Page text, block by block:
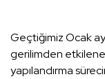
Geçtiğimiz Ocak
gerilimden
yapılandırma